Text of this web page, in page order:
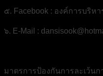
๕. Facebook : องค์การบริห
๖. E-Mail :
มาตรการป้องกันการละเว้น